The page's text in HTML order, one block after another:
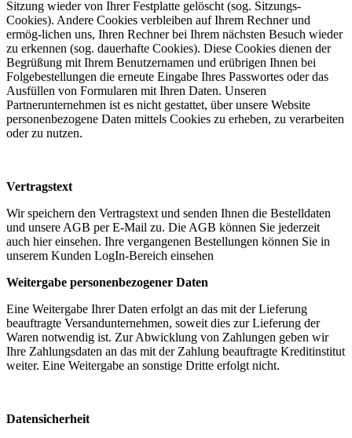
Sitzung wieder von Ihrer Festplatte gelöscht (sog. Sitzungs-
Cookies). Andere Cookies verbleiben auf Ihrem Rechner und
ermög-lichen uns, Ihren Rechner bei Ihrem nächsten Besuch wieder
zu erkennen (sog. dauerhafte Cookies). Diese Cookies dienen der
Begrüßung mit Ihrem Benutzernamen und erübrigen Ihnen bei
Folgebestellungen die erneute Eingabe Ihres Passwortes oder das
Ausfüllen von Formularen mit Ihren Daten. Unseren
Partnerunternehmen ist es nicht gestattet, über unsere Website
personenbezogene Daten mittels Cookies zu erheben, zu verarbeiten
oder zu nutzen.
Vertragstext
Wir speichern den Vertragstext und senden Ihnen die Bestelldaten
und unsere AGB per E-Mail zu. Die AGB können Sie jederzeit
auch hier einsehen. Ihre vergangenen Bestellungen können Sie in
unserem Kunden LogIn-Bereich einsehen
Weitergabe personenbezogener Daten
Eine Weitergabe Ihrer Daten erfolgt an das mit der Lieferung
beauftragte Versandunternehmen, soweit dies zur Lieferung der
Waren notwendig ist. Zur Abwicklung von Zahlungen geben wir
Ihre Zahlungsdaten an das mit der Zahlung beauftragte Kreditinstitut
weiter. Eine Weitergabe an sonstige Dritte erfolgt nicht.
Datensicherheit